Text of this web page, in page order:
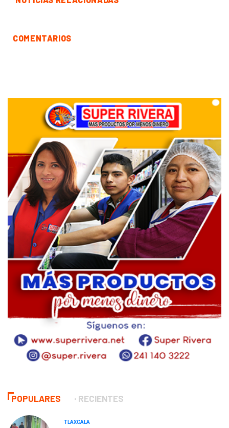
COMENTARIOS
POPULARES RECIENTES
TLAXCALA